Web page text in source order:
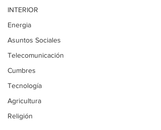
INTERIOR
Energia
Asuntos Sociales
Telecomunicación
Cumbres
Tecnología
Agricultura
Religión